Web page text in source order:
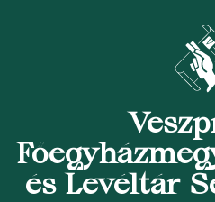
és Levéltár